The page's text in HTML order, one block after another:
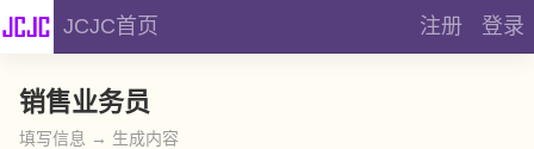
JCJC首页 注册 登录
销售业务员
填写信息 → 生成内容